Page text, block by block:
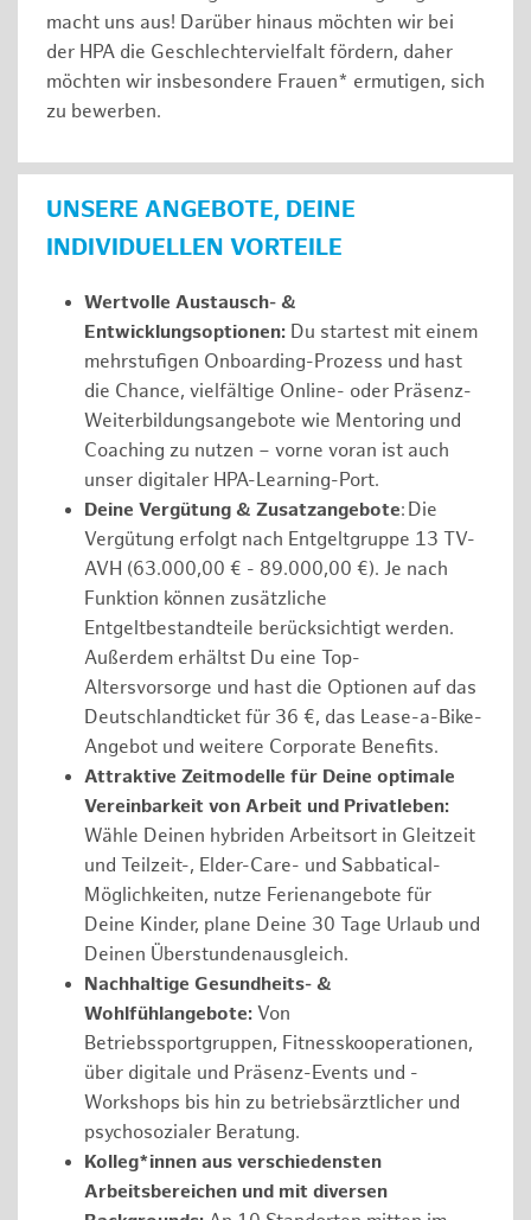
macht uns aus! Darüber hinaus möchten wir bei
der HPA die Geschlechtervielfalt fördern, daher
möchten wir insbesondere Frauen* ermutigen, sich
zu bewerben.
UNSERE ANGEBOTE, DEINE
INDIVIDUELLEN VORTEILE
Wertvolle Austausch- &
Entwicklungsoptionen: Du startest mit einem
mehrstufigen Onboarding-Prozess und hast
die Chance, vielfältige Online- oder Präsenz-
Weiterbildungsangebote wie Mentoring und
Coaching zu nutzen – vorne voran ist auch
unser digitaler HPA-Learning-Port.
Deine Vergütung & Zusatzangebote: Die
Vergütung erfolgt nach Entgeltgruppe 13 TV-
AVH (63.000,00 € - 89.000,00 €). Je nach
Funktion können zusätzliche
Entgeltbestandteile berücksichtigt werden.
Außerdem erhältst Du eine Top-
Altersvorsorge und hast die Optionen auf das
Deutschlandticket für 36 €, das Lease-a-Bike-
Angebot und weitere Corporate Benefits.
Attraktive Zeitmodelle für Deine optimale
Vereinbarkeit von Arbeit und Privatleben:
Wähle Deinen hybriden Arbeitsort in Gleitzeit
und Teilzeit-, Elder-Care- und Sabbatical-
Möglichkeiten, nutze Ferienangebote für
Deine Kinder, plane Deine 30 Tage Urlaub und
Deinen Überstundenausgleich.
Nachhaltige Gesundheits- &
Wohlfühlangebote: Von
Betriebssportgruppen, Fitnesskooperationen,
über digitale und Präsenz-Events und -
Workshops bis hin zu betriebsärztlicher und
psychosozialer Beratung.
Kolleg*innen aus verschiedensten
Arbeitsbereichen und mit diversen